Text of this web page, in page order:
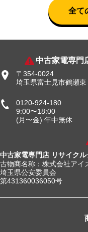
全て
中古家電専門
〒354-0024
埼玉県富士見市鶴瀬
0120-924-180
9:00〜18:00
(月〜金) 年中無休
中古家電専門店 リサイク
古物商名称：株式会社アイ
埼玉県公安委員会
第431360036050号